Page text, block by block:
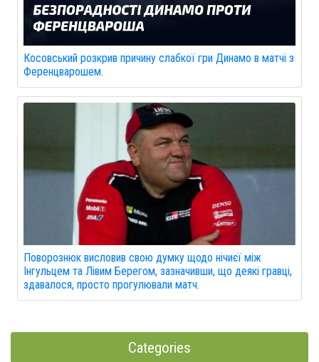
Косовський розкрив причину слабкої гри Динамо в матчі з
Ференцварошем.
Поворознюк висловив свою думку щодо нічиєї між
Інгульцем та Лівим Берегом, зазначивши, що деякі гравці,
здавалося, просто прогулювали матч.
Categories